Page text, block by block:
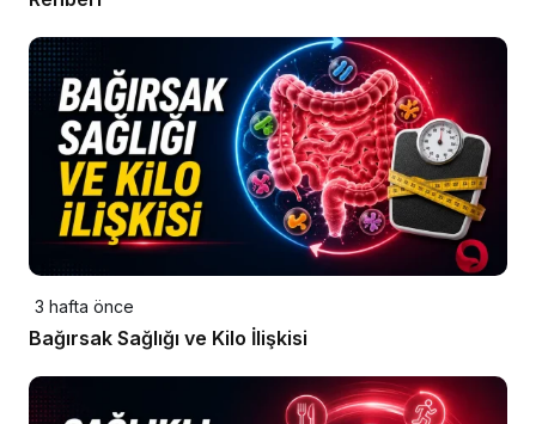
3 hafta önce
Bağırsak Sağlığı ve Kilo İlişkisi